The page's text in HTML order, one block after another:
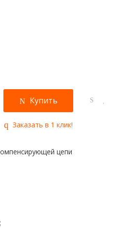
Купить
Заказать в 1 клик!
цепи